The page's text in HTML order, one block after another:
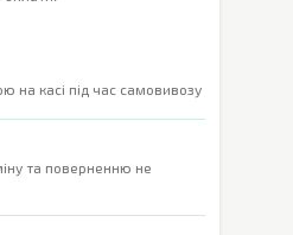
на касі під час самовивозу
та поверненню не